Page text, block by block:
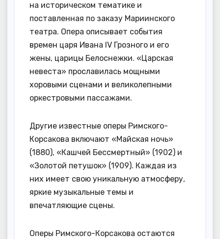
на историческом тематике и
поставленная по заказу Мариинского
театра. Опера описывает события
времен царя Ивана IV Грозного и его
жены, царицы Белоснежки. «Царская
невеста» прославилась мощными
хоровыми сценами и великолепными
оркестровыми пассажами.
Другие известные оперы Римского-
Корсакова включают «Майская ночь»
(1880), «Кашчей Бессмертный» (1902) и
«Золотой петушок» (1909). Каждая из
них имеет свою уникальную атмосферу,
яркие музыкальные темы и
впечатляющие сцены.
Оперы Римского-Корсакова остаются